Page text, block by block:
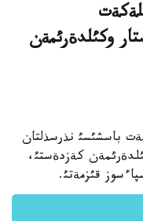
وكئلدةرئمةن
باسشئسئ نذرسذلتان
كةزدةستئ،
قئزمةتئ.